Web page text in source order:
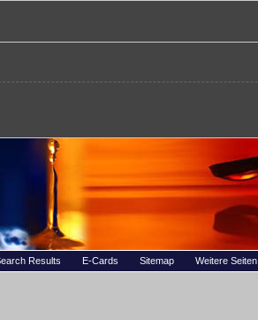
Results E-Cards Sitemap Weitere Seiten